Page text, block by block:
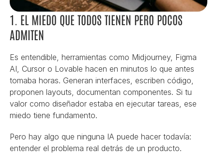
1. EL MIEDO QUE TODOS TIENEN PERO POCOS
ADMITEN
Es entendible, herramientas como Midjourney, Figma
AI, Cursor o Lovable hacen en minutos lo que antes
tomaba horas. Generan interfaces, escriben código,
proponen layouts, documentan componentes. Si tu
valor como diseñador estaba en ejecutar tareas, ese
miedo tiene fundamento.
Pero hay algo que ninguna IA puede hacer todavía:
entender el problema real detrás de un producto.